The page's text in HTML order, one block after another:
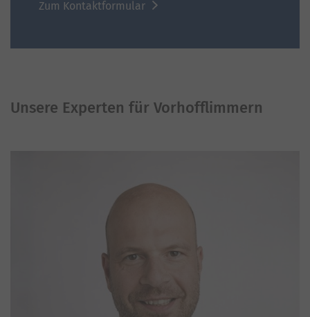
Zum Kontaktformular
Unsere Experten für Vorhofflimmern